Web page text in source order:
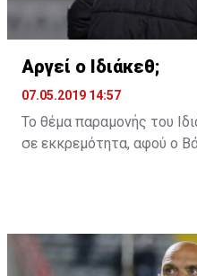
Αργεί ο Ιδιάκεθ;
07.05.2019 14:57
Το θέμα παραμονής του
σε εκκρεμότητα, αφού ο